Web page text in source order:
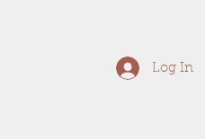
Log In